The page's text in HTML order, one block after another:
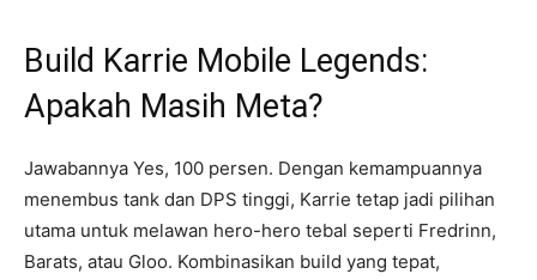
Build Karrie Mobile Legends:
Apakah Masih Meta?
Jawabannya Yes, 100 persen. Dengan kemampuannya
menembus tank dan DPS tinggi, Karrie tetap jadi pilihan
utama untuk melawan hero-hero tebal seperti Fredrinn,
Barats, atau Gloo. Kombinasikan build yang tepat,